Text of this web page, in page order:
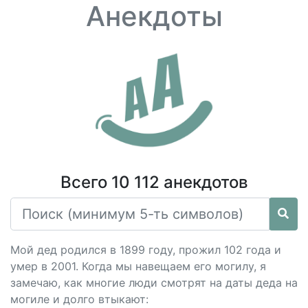
Анекдоты
Всего 10 112 анекдотов
Мой дед родился в 1899 году, прожил 102 года и
умер в 2001. Когда мы навещаем его могилу, я
замечаю, как многие люди смотрят на даты деда на
могиле и долго втыкают: